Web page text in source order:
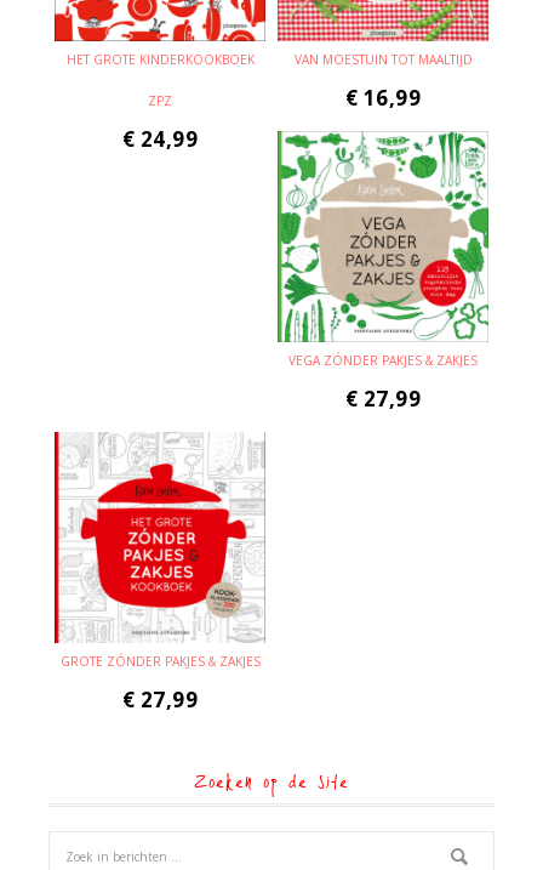
HET GROTE KINDERKOOKBOEK
ZPZ
€ 24,99
VAN MOESTUIN TOT MAALTIJD
€ 16,99
VEGA ZÓNDER PAKJES & ZAKJES
€ 27,99
GROTE ZÓNDER PAKJES & ZAKJES
€ 27,99
Zoeken op de site